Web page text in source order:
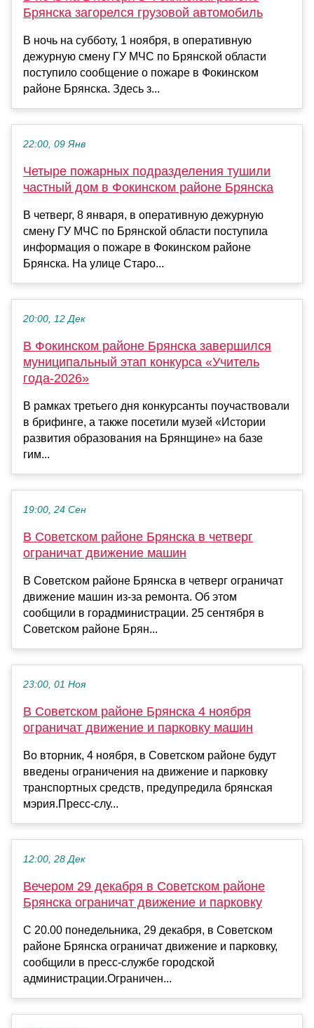
Брянска загорелся грузовой автомобиль
В ночь на субботу, 1 ноября, в оперативную
дежурную смену ГУ МЧС по Брянской области
поступило сообщение о пожаре в Фокинском
районе Брянска. Здесь з...
22:00, 09 Янв
Четыре пожарных подразделения тушили
частный дом в Фокинском районе Брянска
В четверг, 8 января, в оперативную дежурную
смену ГУ МЧС по Брянской области поступила
информация о пожаре в Фокинском районе
Брянска. На улице Старо...
20:00, 12 Дек
В Фокинском районе Брянска завершился
муниципальный этап конкурса «Учитель
года-2026»
В рамках третьего дня конкурсанты поучаствовали
в брифинге, а также посетили музей «Истории
развития образования на Брянщине» на базе
гим...
19:00, 24 Сен
В Советском районе Брянска в четверг
ограничат движение машин
В Советском районе Брянска в четверг ограничат
движение машин из-за ремонта. Об этом
сообщили в горадминистрации. 25 сентября в
Советском районе Брян...
23:00, 01 Ноя
В Советском районе Брянска 4 ноября
ограничат движение и парковку машин
Во вторник, 4 ноября, в Советском районе будут
введены ограничения на движение и парковку
транспортных средств, предупредила брянская
мэрия.Пресс-слу...
12:00, 28 Дек
Вечером 29 декабря в Советском районе
Брянска ограничат движение и парковку
С 20.00 понедельника, 29 декабря, в Советском
районе Брянска ограничат движение и парковку,
сообщили в пресс-службе городской
администрации.Ограничен...